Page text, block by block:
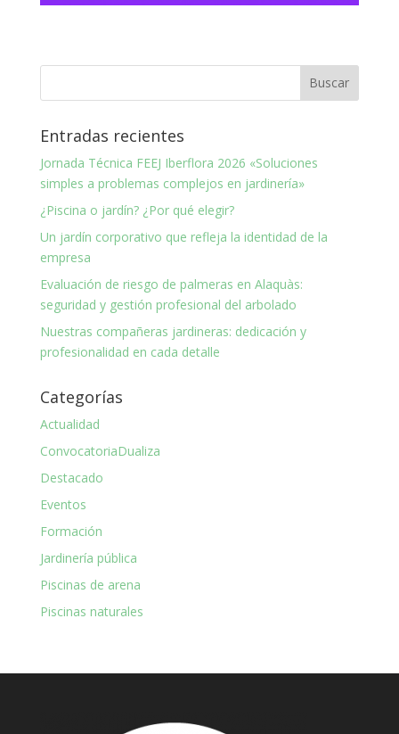
Entradas recientes
Jornada Técnica FEEJ Iberflora 2026 «Soluciones
simples a problemas complejos en jardinería»
¿Piscina o jardín? ¿Por qué elegir?
Un jardín corporativo que refleja la identidad de la
empresa
Evaluación de riesgo de palmeras en Alaquàs:
seguridad y gestión profesional del arbolado
Nuestras compañeras jardineras: dedicación y
profesionalidad en cada detalle
Categorías
Actualidad
ConvocatoriaDualiza
Destacado
Eventos
Formación
Jardinería pública
Piscinas de arena
Piscinas naturales